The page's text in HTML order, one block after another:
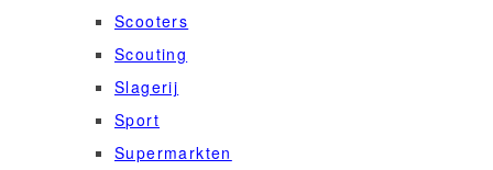
Scooters
Scouting
Slagerij
Sport
Supermarkten